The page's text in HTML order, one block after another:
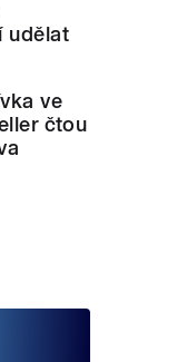
udělat
ve
čtou